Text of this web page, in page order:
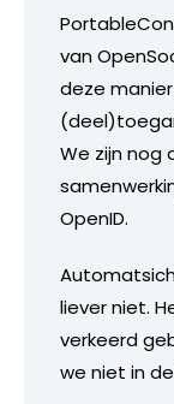
van
deze
We zijn nog
OpenID.
liever niet.
verkeerd
we niet in